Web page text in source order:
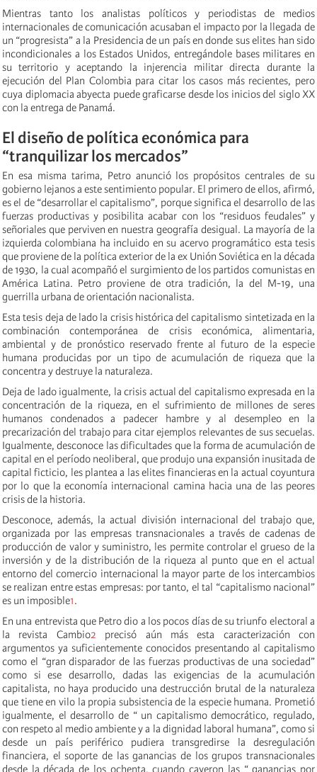
Mientras tanto los analistas políticos y periodistas de medios
internacionales de comunicación acusaban el impacto por la llegada de
un “progresista” a la Presidencia de un país en donde sus elites han sido
incondicionales a los Estados Unidos, entregándole bases militares en
su territorio y aceptando la injerencia militar directa durante la
ejecución del Plan Colombia para citar los casos más recientes, pero
cuya diplomacia abyecta puede graficarse desde los inicios del siglo XX
con la entrega de Panamá.
El diseño de política económica para
“tranquilizar los mercados”
En esa misma tarima, Petro anunció los propósitos centrales de su
gobierno lejanos a este sentimiento popular. El primero de ellos, afirmó,
es el de “desarrollar el capitalismo”, porque significa el desarrollo de las
fuerzas productivas y posibilita acabar con los “residuos feudales” y
señoriales que perviven en nuestra geografía desigual. La mayoría de la
izquierda colombiana ha incluido en su acervo programático esta tesis
que proviene de la política exterior de la ex Unión Soviética en la década
de 1930, la cual acompañó el surgimiento de los partidos comunistas en
América Latina. Petro proviene de otra tradición, la del M-19, una
guerrilla urbana de orientación nacionalista.
Esta tesis deja de lado la crisis histórica del capitalismo sintetizada en la
combinación contemporánea de crisis económica, alimentaria,
ambiental y de pronóstico reservado frente al futuro de la especie
humana producidas por un tipo de acumulación de riqueza que la
concentra y destruye la naturaleza.
Deja de lado igualmente, la crisis actual del capitalismo expresada en la
concentración de la riqueza, en el sufrimiento de millones de seres
humanos condenados a padecer hambre y al desempleo en la
precarización del trabajo para citar ejemplos relevantes de sus secuelas.
Igualmente, desconoce las dificultades que la forma de acumulación de
capital en el período neoliberal, que produjo una expansión inusitada de
capital ficticio, les plantea a las elites financieras en la actual coyuntura
por lo que la economía internacional camina hacia una de las peores
crisis de la historia.
Desconoce, además, la actual división internacional del trabajo que,
organizada por las empresas transnacionales a través de cadenas de
producción de valor y suministro, les permite controlar el grueso de la
inversión y de la distribución de la riqueza al punto que en el actual
entorno del comercio internacional la mayor parte de los intercambios
se realizan entre estas empresas: por tanto, el tal “capitalismo nacional”
es un imposible1.
En una entrevista que Petro dio a los pocos días de su triunfo electoral a
la revista Cambio2 precisó aún más esta caracterización con
argumentos ya suficientemente conocidos presentando al capitalismo
como el “gran disparador de las fuerzas productivas de una sociedad”
como si ese desarrollo, dadas las exigencias de la acumulación
capitalista, no haya producido una destrucción brutal de la naturaleza
que tiene en vilo la propia subsistencia de la especie humana. Prometió
igualmente, el desarrollo de “ un capitalismo democrático, regulado,
con respeto al medio ambiente y a la dignidad laboral humana”, como si
desde un país periférico pudiera transgredirse la desregulación
financiera, el soporte de las ganancias de los grupos transnacionales
desde la década de los ochenta, cuando cayeron las “ ganancias por